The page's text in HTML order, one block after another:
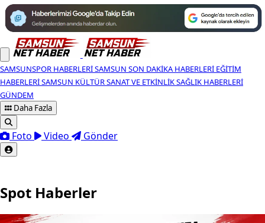
SAMSUNSPOR HABERLERISAMSUN SON DAKIKA HABERLERI EĞITIM
HABERLERISAMSUN KÜLTÜR SANAT VE ETKINLIKSAĞLIK HABERLERI
GÜNDEM
Daha Fazla
Foto Video Gönder
Spot Haberler